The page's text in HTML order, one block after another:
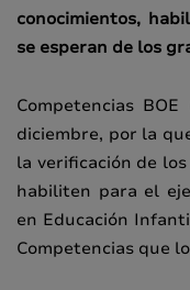
conocimientos,
se esperan de los
Competencias BOE
diciembre, por la
la verificación de
habiliten para el
en Educación
Competencias que